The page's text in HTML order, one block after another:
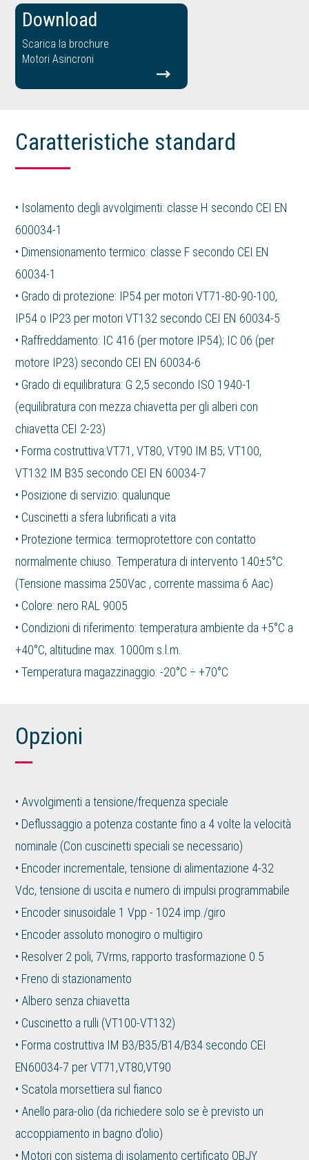
Download
Scarica la brochure
Motori Asincroni
Caratteristiche standard
• Isolamento degli avvolgimenti: classe H secondo CEI EN
600034-1
• Dimensionamento termico: classe F secondo CEI EN
60034-1
• Grado di protezione: IP54 per motori VT71-80-90-100,
IP54 o IP23 per motori VT132 secondo CEI EN 60034-5
• Raffreddamento: IC 416 (per motore IP54); IC 06 (per
motore IP23) secondo CEI EN 60034-6
• Grado di equilibratura: G 2,5 secondo ISO 1940-1
(equilibratura con mezza chiavetta per gli alberi con
chiavetta CEI 2-23)
• Forma costruttiva:VT71, VT80, VT90 IM B5; VT100,
VT132 IM B35 secondo CEI EN 60034-7
• Posizione di servizio: qualunque
• Cuscinetti a sfera lubrificati a vita
• Protezione termica: termoprotettore con contatto
normalmente chiuso. Temperatura di intervento 140±5°C.
(Tensione massima 250Vac , corrente massima 6 Aac)
• Colore: nero RAL 9005
• Condizioni di riferimento: temperatura ambiente da +5°C a
+40°C, altitudine max. 1000m s.l.m.
• Temperatura magazzinaggio: -20°C ÷ +70°C
Opzioni
• Avvolgimenti a tensione/frequenza speciale
• Deflussaggio a potenza costante fino a 4 volte la velocità
nominale (Con cuscinetti speciali se necessario)
• Encoder incrementale, tensione di alimentazione 4-32
Vdc, tensione di uscita e numero di impulsi programmabile
• Encoder sinusoidale 1 Vpp - 1024 imp./giro
• Encoder assoluto monogiro o multigiro
• Resolver 2 poli, 7Vrms, rapporto trasformazione 0.5
• Freno di stazionamento
• Albero senza chiavetta
• Cuscinetto a rulli (VT100-VT132)
• Forma costruttiva IM B3/B35/B14/B34 secondo CEI
EN60034-7 per VT71,VT80,VT90
• Scatola morsettiera sul fianco
• Anello para-olio (da richiedere solo se è previsto un
accoppiamento in bagno d'olio)
• Motori con sistema di isolamento certificato OBJY